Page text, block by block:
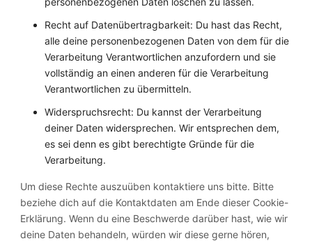
Recht auf Datenübertragbarkeit: Du hast das Recht,
alle deine personenbezogenen Daten von dem für die
Verarbeitung Verantwortlichen anzufordern und sie
vollständig an einen anderen für die Verarbeitung
Verantwortlichen zu übermitteln.
Widerspruchsrecht: Du kannst der Verarbeitung
deiner Daten widersprechen. Wir entsprechen dem,
es sei denn es gibt berechtigte Gründe für die
Verarbeitung.
Um diese Rechte auszuüben kontaktiere uns bitte. Bitte
beziehe dich auf die Kontaktdaten am Ende dieser Cookie-
Erklärung. Wenn du eine Beschwerde darüber hast, wie wir
deine Daten behandeln, würden wir diese gerne hören,